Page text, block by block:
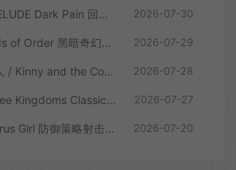
黄昏远征军 / PRELUDE Dark Pain 回合制策略战棋游戏 2026-07-30
秩序碎片 / Shards of Order 黑暗奇幻卡牌CRPG策略游戏 2026-07-29
旧日铁锅炖主理人 / Kinny and the Cosmic Cauldron 休闲卡片肉鸽策略游戏 2026-07-28
三国志经典 / Three Kingdoms Classic 回合制大战略游戏 2026-07-27
杀毒少女 / Antivirus Girl 防御策略射击游戏 2026-07-20